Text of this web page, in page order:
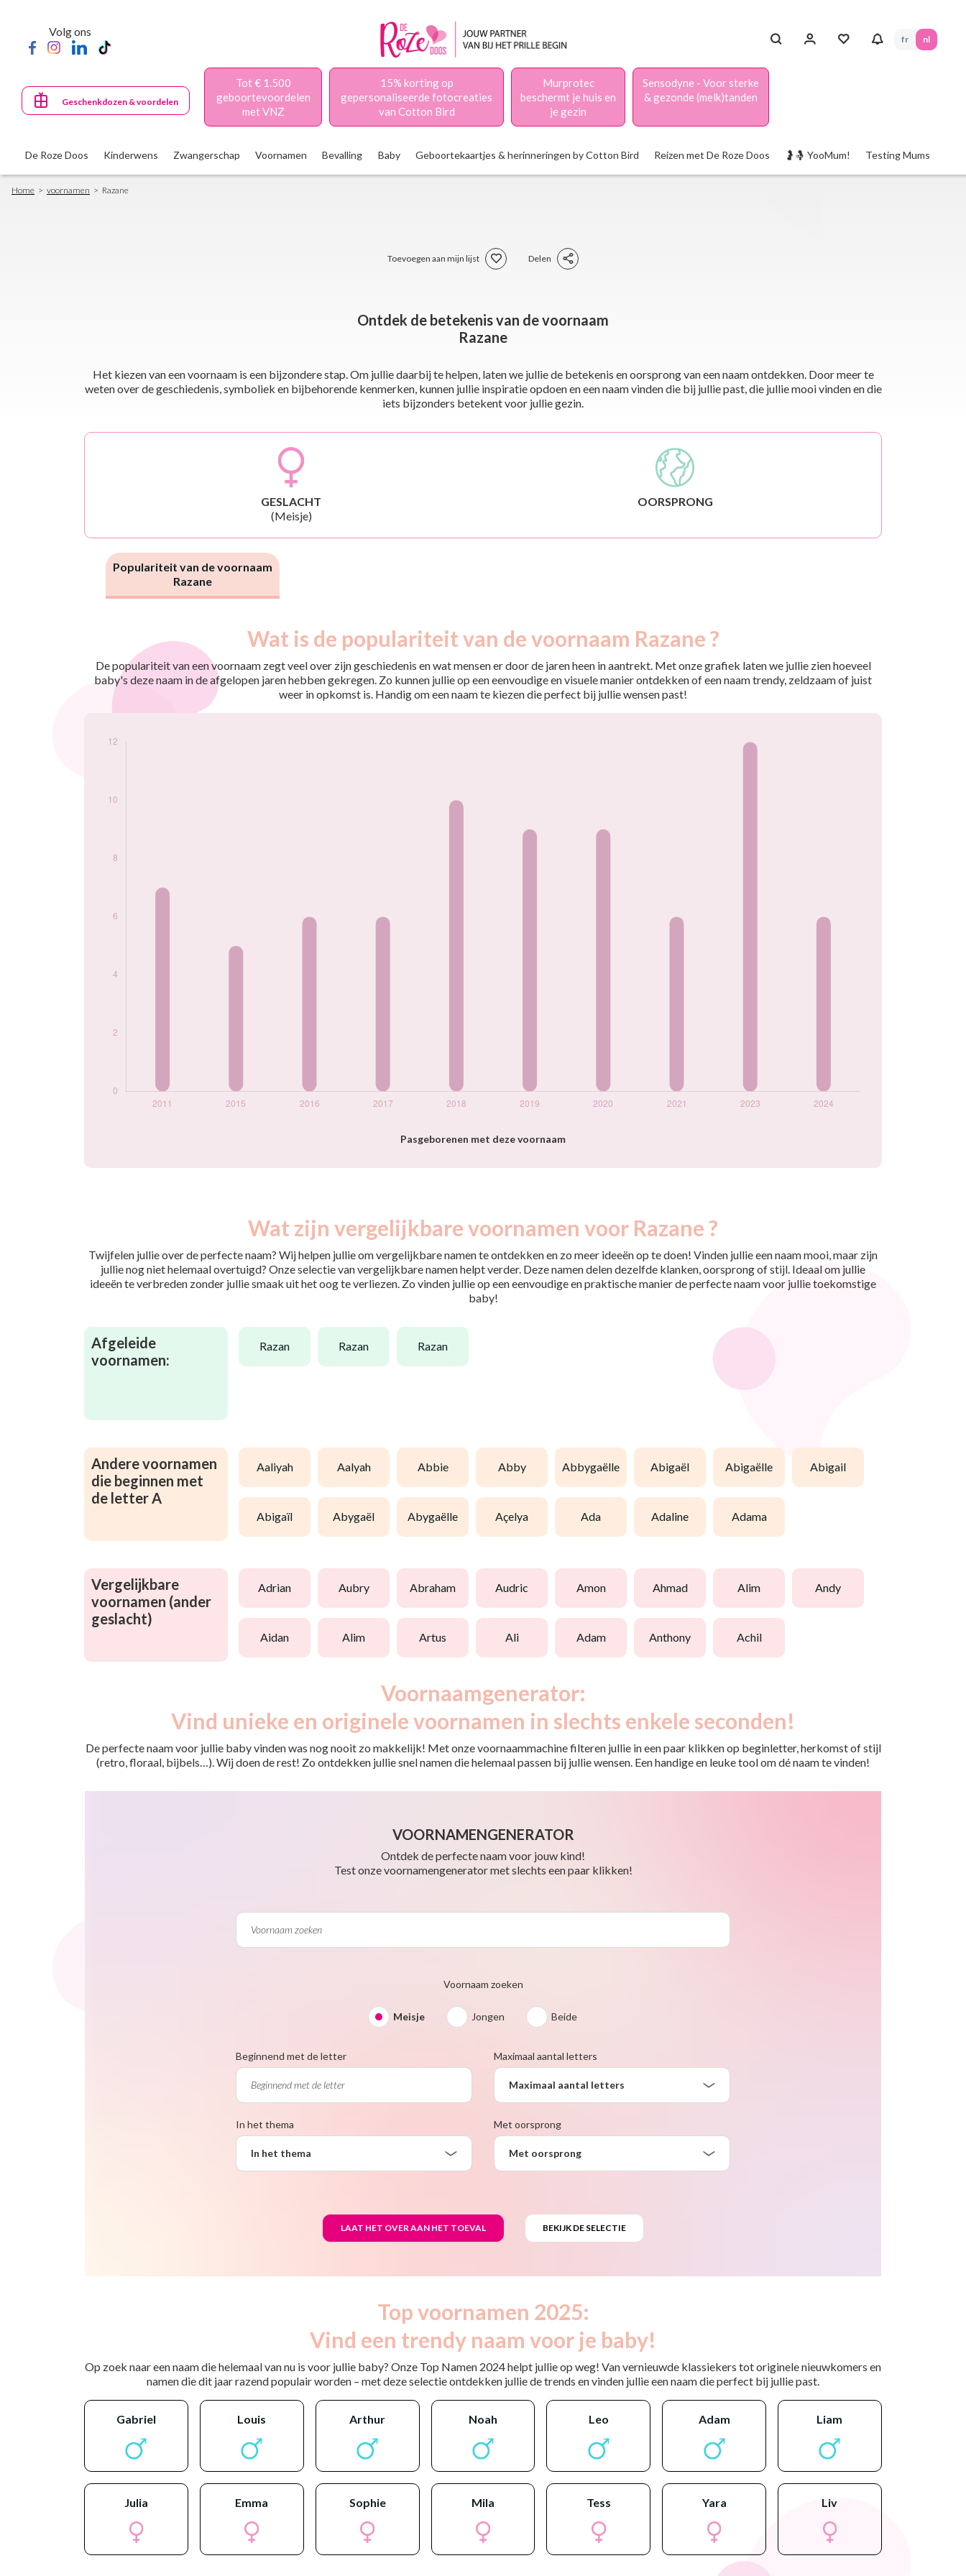
content
Volg ons
fr nl
Geschenkdozen & voordelen
Tot € 1.500
geboortevoordelen
met VNZ
15% korting op
gepersonaliseerde fotocreaties
van Cotton Bird
Murprotec
beschermt je huis en
je gezin
Sensodyne - Voor sterke
& gezonde (melk)tanden
De Roze Doos Kinderwens Zwangerschap Voornamen Bevalling Baby Geboortekaartjes & herinneringen by Cotton Bird Reizen met De Roze Doos 🤰🤱 YooMum! Testing Mums
Breadcrumb
Home voornamen Razane
Toevoegen aan mijn lijst Delen
Ontdek de betekenis van de voornaam
Razane
Het kiezen van een voornaam is een bijzondere stap. Om jullie daarbij te helpen, laten we jullie de betekenis en oorsprong van een naam ontdekken. Door meer te
weten over de geschiedenis, symboliek en bijbehorende kenmerken, kunnen jullie inspiratie opdoen en een naam vinden die bij jullie past, die jullie mooi vinden en die
iets bijzonders betekent voor jullie gezin.
GESLACHT
(Meisje)
OORSPRONG
Populariteit van de voornaam
Razane
Wat is de populariteit van de voornaam Razane ?
De populariteit van een voornaam zegt veel over zijn geschiedenis en wat mensen er door de jaren heen in aantrekt. Met onze grafiek laten we jullie zien hoeveel
baby's deze naam in de afgelopen jaren hebben gekregen. Zo kunnen jullie op een eenvoudige en visuele manier ontdekken of een naam trendy, zeldzaam of juist
weer in opkomst is. Handig om een naam te kiezen die perfect bij jullie wensen past!
Pasgeborenen met deze voornaam
2011
7
2015
5
2019
9
2024
Wat zijn vergelijkbare voornamen voor Razane ?
Twijfelen jullie over de perfecte naam? Wij helpen jullie om vergelijkbare namen te ontdekken en zo meer ideeën op te doen! Vinden jullie een naam mooi, maar zijn
jullie nog niet helemaal overtuigd? Onze selectie van vergelijkbare namen helpt verder. Deze namen delen dezelfde klanken, oorsprong of stijl. Ideaal om jullie
ideeën te verbreden zonder jullie smaak uit het oog te verliezen. Zo vinden jullie op een eenvoudige en praktische manier de perfecte naam voor jullie toekomstige
baby!
Afgeleide
voornamen:
razan razan razan
Andere voornamen
die beginnen met
de letter A
aaliyah aalyah abbie abby abbygaëlle abigaël abigaëlle abigail
abigaïl abygaël abygaëlle açelya ada adaline adama
Vergelijkbare
voornamen (ander
geslacht)
adrian aubry abraham audric amon ahmad alim andy
aidan alim artus ali adam anthony achil
Voornaamgenerator:
Vind unieke en originele voornamen in slechts enkele seconden!
De perfecte naam voor jullie baby vinden was nog nooit zo makkelijk! Met onze voornaammachine filteren jullie in een paar klikken op beginletter, herkomst of stijl
(retro, floraal, bijbels…). Wij doen de rest! Zo ontdekken jullie snel namen die helemaal passen bij jullie wensen. Een handige en leuke tool om dé naam te vinden!
VOORNAMENGENERATOR
Ontdek de perfecte naam voor jouw kind!
Test onze voornamengenerator met slechts een paar klikken!
Voornaam zoeken
Meisje Jongen Beide
Beginnend met de letter Maximaal aantal letters
Maximaal aantal letters
In het thema
In het thema
Met oorsprong
Met oorsprong
Top voornamen 2025:
Vind een trendy naam voor je baby!
Op zoek naar een naam die helemaal van nu is voor jullie baby? Onze Top Namen 2024 helpt jullie op weg! Van vernieuwde klassiekers tot originele nieuwkomers en
namen die dit jaar razend populair worden – met deze selectie ontdekken jullie de trends en vinden jullie een naam die perfect bij jullie past.
gabriel louis arthur noah leo adam liam
julia emma sophie mila tess yara liv